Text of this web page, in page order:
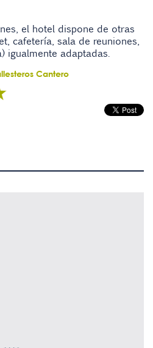
el hotel dispone de otras
cafetería, sala de reuniones,
igualmente adaptadas.
Cantero